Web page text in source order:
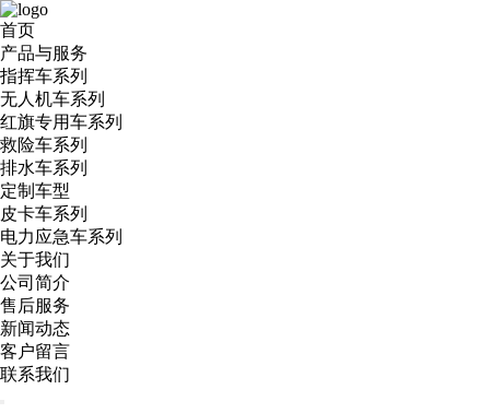
首页
产品与服务
指挥车系列
无人机车系列
红旗专用车系列
救险车系列
排水车系列
定制车型
皮卡车系列
电力应急车系列
关于我们
公司简介
售后服务
新闻动态
客户留言
联系我们